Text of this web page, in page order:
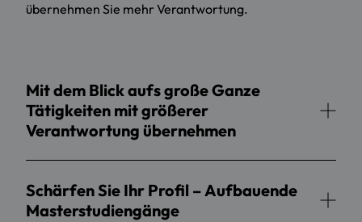
übernehmen Sie mehr Verantwortung.
Mit dem Blick aufs große Ganze
Tätigkeiten mit größerer
Verantwortung übernehmen
Schärfen Sie Ihr Profil – Aufbauende
Masterstudiengänge